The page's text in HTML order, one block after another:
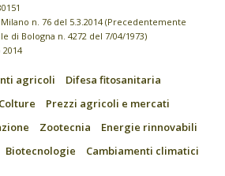
n. 76 del 5.3.2014 (Precedentemente
di Bologna n. 4272 del 7/04/1973)
2014
agricoli
Difesa fitosanitaria
Colture
Prezzi agricoli e mercati
Zootecnia
Energie rinnovabili
Biotecnologie
Cambiamenti climatici